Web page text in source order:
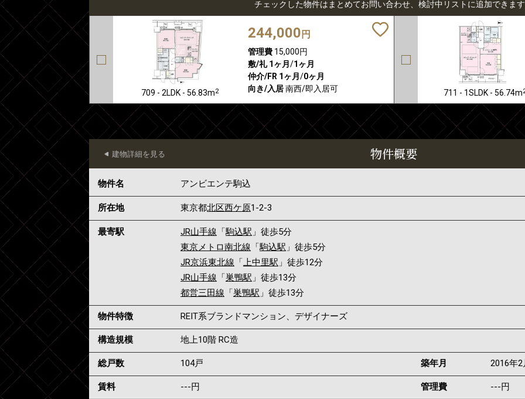
チェックした物件はまとめてお問い合わせ、検討中リストに追加できま
709 - 2LDK - 56.83m2
244,000 円
管理費15,000円
敷/礼 1ヶ月 /1ヶ月
仲介/FR 1ヶ月 /0ヶ月
向き/入居南西/即入居可 711 - 1SLDK - 56.74m
物件概要
建物詳細を見る
物件名 アンビエンテ駒込
所在地 東京都北区西ケ原1-2-3
最寄駅 JR山手線 「駒込駅 」徒歩5分
東京メトロ南北線 「駒込駅 」徒歩5分
JR京浜東北線 「上中里駅 」徒歩12分
JR山手線 「巣鴨駅 」徒歩13分
都営三田線 「巣鴨駅 」徒歩13分
物件特徴 REIT系ブランドマンション、デザイナーズ
構造規模 地上10階 RC造
総戸数 104戸 築年月 2016年2
賃料 ---円 管理費 ---円